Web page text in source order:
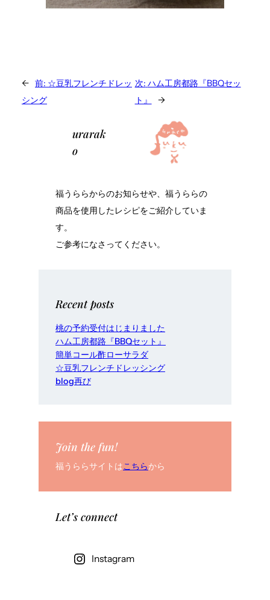
← 前: ☆豆乳フレンチドレッ
シング
次: ハム工房都路『BBQセッ
ト』
→
urarak
o
福うららからのお知らせや、福うららの
商品を使用したレシピをご紹介していま
す。
ご参考になさってください。
Recent posts
桃の予約受付はじまりました
ハム工房都路『BBQセット』
簡単コール酢ローサラダ
☆豆乳フレンチドレッシング
blog再び
Join the fun!
福うららサイトはこちらから
Let’s connect
Instagram